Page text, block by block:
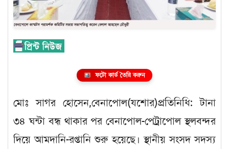
ফটো কার্ড তৈরি করুন
মোঃ সাগর হোসেন,বেনাপোল(যশোর)প্রতিনিধি: টানা
৩৪ ঘন্টা বন্ধ থাকার পর বেনাপোল-পেট্রাপোল স্থলবন্দর
দিয়ে আমদানি-রপ্তানি শুরু হয়েছে। স্থানীয় সংসদ সদস্য